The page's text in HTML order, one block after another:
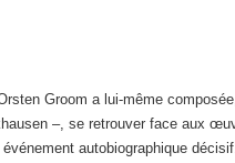
Groom a lui-même
–, se retrouver face aux
autobiographique